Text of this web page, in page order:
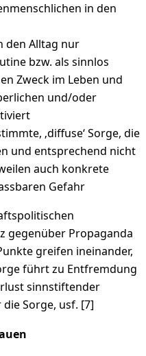
in den
den Alltag nur
bzw. als sinnlos
Zweck im Leben und
und/oder
‚diffuse‘ Sorge, die
und entsprechend nicht
auch konkrete
Gefahr
gegenüber Propaganda
greifen ineinander,
führt zu Entfremdung
sinnstiftender
Sorge, usf. [7]